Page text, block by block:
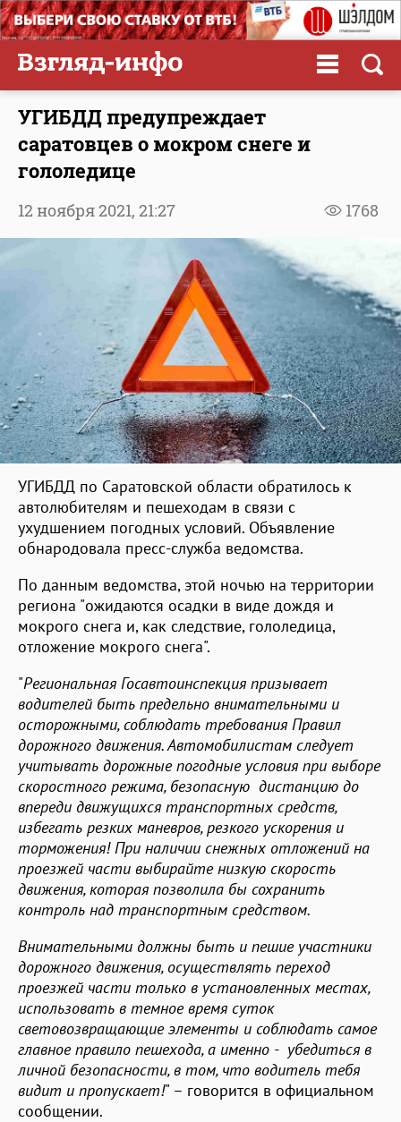
УГИБДД предупреждает
саратовцев о мокром снеге и
гололедице
1768
12 ноября 2021, 21:27
УГИБДД по Саратовской области обратилось к
автолюбителям и пешеходам в связи с
ухудшением погодных условий. Объявление
обнародовала пресс-служба ведомства.
По данным ведомства, этой ночью на территории
региона "ожидаются осадки в виде дождя и
мокрого снега и, как следствие, гололедица,
отложение мокрого снега".
"Региональная Госавтоинспекция призывает
водителей быть предельно внимательными и
осторожными, соблюдать требования Правил
дорожного движения. Автомобилистам следует
учитывать дорожные погодные условия при выборе
скоростного режима, безопасную дистанцию до
впереди движущихся транспортных средств,
избегать резких маневров, резкого ускорения и
торможения! При наличии снежных отложений на
проезжей части выбирайте низкую скорость
движения, которая позволила бы сохранить
контроль над транспортным средством.
Внимательными должны быть и пешие участники
дорожного движения, осуществлять переход
проезжей части только в установленных местах,
использовать в темное время суток
световозвращающие элементы и соблюдать самое
главное правило пешехода, а именно - убедиться в
личной безопасности, в том, что водитель тебя
видит и пропускает!" – говорится в официальном
сообщении.